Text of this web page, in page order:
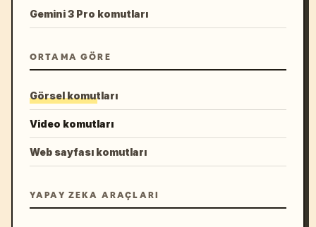
Gemini 3 Pro komutları
ORTAMA GÖRE
Görsel komutları
Video komutları
Web sayfası komutları
YAPAY ZEKA ARAÇLARI